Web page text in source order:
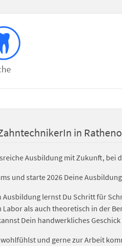
in
Ausbildung mit Zukunft,
und starte 2026 Deine
Ausbildung lernst Du Schritt für
als auch theoretisch in der
Dein handwerkliches
wohlfühlst und gerne zur Arbeit